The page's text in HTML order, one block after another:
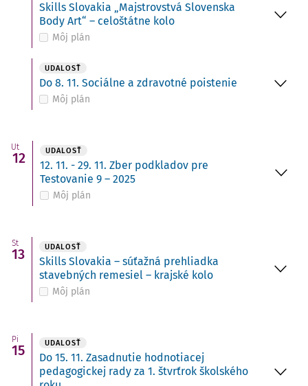
Skills Slovakia „Majstrovstvá Slovenska
Body Art“ – celoštátne kolo
Môj plán
UDALOSŤ
Do 8. 11. Sociálne a zdravotné poistenie
Môj plán
Ut
12 UDALOSŤ
12. 11. - 29. 11. Zber podkladov pre
Testovanie 9 – 2025
Môj plán
St
13 UDALOSŤ
Skills Slovakia – súťažná prehliadka
stavebných remesiel – krajské kolo
Môj plán
Pi
15 UDALOSŤ
Do 15. 11. Zasadnutie hodnotiacej
pedagogickej rady za 1. štvrťrok školského